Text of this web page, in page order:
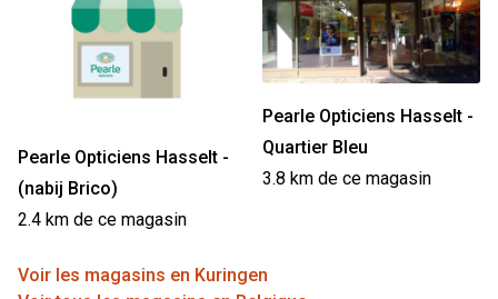
Pearle Opticiens Hasselt -
(nabij Brico)
2.4 km de ce magasin
Pearle Opticiens Hasselt -
Quartier Bleu
3.8 km de ce magasin
Voir les magasins en Kuringen